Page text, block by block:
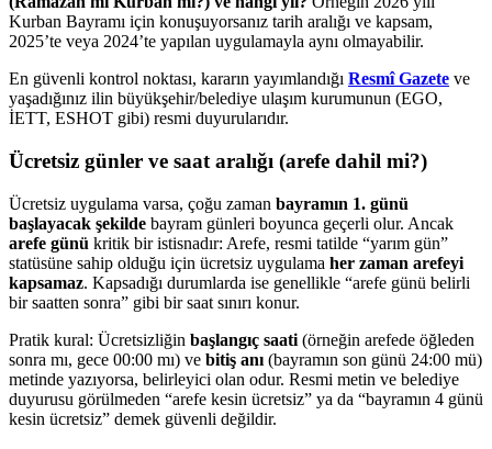
Kurban Bayramı için konuşuyorsanız tarih aralığı ve kapsam,
2025’te veya 2024’te yapılan uygulamayla aynı olmayabilir.
En güvenli kontrol noktası, kararın yayımlandığı Resmî Gazete ve
yaşadığınız ilin büyükşehir/belediye ulaşım kurumunun (EGO,
İETT, ESHOT gibi) resmi duyurularıdır.
Ücretsiz günler ve saat aralığı (arefe dahil mi?)
Ücretsiz uygulama varsa, çoğu zaman bayramın 1. günü
başlayacak şekilde bayram günleri boyunca geçerli olur. Ancak
arefe günü kritik bir istisnadır: Arefe, resmi tatilde “yarım gün”
statüsüne sahip olduğu için ücretsiz uygulama her zaman arefeyi
kapsamaz. Kapsadığı durumlarda ise genellikle “arefe günü belirli
bir saatten sonra” gibi bir saat sınırı konur.
Pratik kural: Ücretsizliğin başlangıç saati (örneğin arefede öğleden
sonra mı, gece 00:00 mı) ve bitiş anı (bayramın son günü 24:00 mü)
metinde yazıyorsa, belirleyici olan odur. Resmi metin ve belediye
duyurusu görülmeden “arefe kesin ücretsiz” ya da “bayramın 4 günü
kesin ücretsiz” demek güvenli değildir.